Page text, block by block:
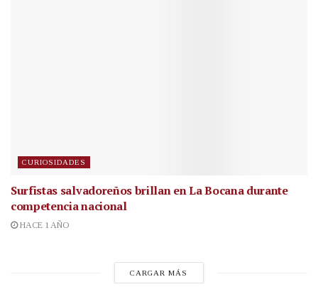
CURIOSIDADES
Surfistas salvadoreños brillan en La Bocana durante
competencia nacional
HACE 1 AÑO
CARGAR MÁS